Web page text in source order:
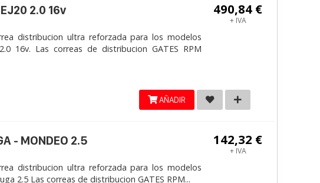
490,84 €
+ IVA
2.0 16v
distribucion ultra reforzada para los modelos
16v. Las correas de distribucion GATES RPM
AÑADIR
142,32 €
+ IVA
- MONDEO 2.5
distribucion ultra reforzada para los modelos
2.5 Las correas de distribucion GATES RPM...